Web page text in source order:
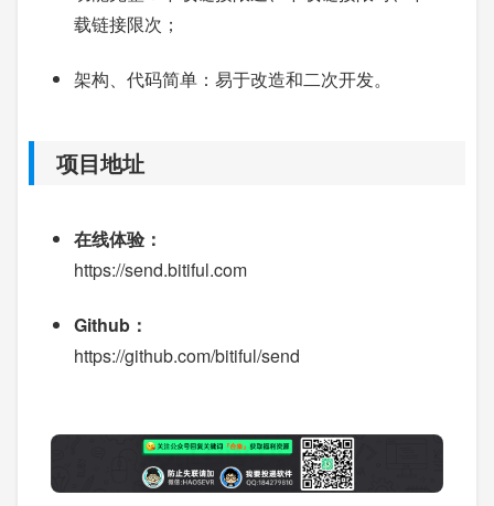
载链接限次；
架构、代码简单：易于改造和二次开发。
项目地址
在线体验：
https://send.bitiful.com
Github：
https://github.com/bitiful/send